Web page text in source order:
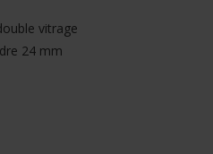
vitrage
24 mm